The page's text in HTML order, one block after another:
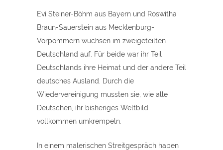
Evi Steiner-Böhm aus Bayern und Roswitha
Braun-Sauerstein aus Mecklenburg-
Vorpommern wuchsen im zweigeteilten
Deutschland auf. Für beide war ihr Teil
Deutschlands ihre Heimat und der andere Teil
deutsches Ausland. Durch die
Wiedervereinigung mussten sie, wie alle
Deutschen, ihr bisheriges Weltbild
vollkommen umkrempeln.
In einem malerischen Streitgespräch haben